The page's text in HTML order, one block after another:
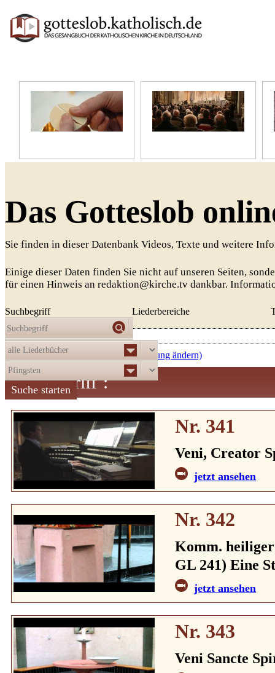
Das Gotteslob
Sie finden in dieser Datenbank Videos, Texte und weitere
Einige dieser Daten finden Sie nicht auf unseren Seiten,
für einen Hinweis an redaktion@kirche.tv dankbar.
Suchbegriff Liederbereiche
Die Auswahlergab11Treffer:
aufsteigend nach Nummer (Sortierung ändern)
Suchbegriff :
Nr. 341
Veni, Creator
jetzt ansehen
Nr. 342
Komm.
GL 241) Eine
jetzt ansehen
Nr. 343
Veni Sancte